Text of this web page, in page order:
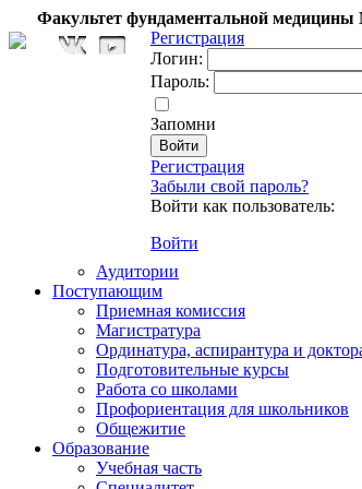
Факультет фундаментальной
Регистрация
Логин:
Пароль:
Запомни
Регистрация
Забыли свой пароль?
Войти как пользователь:
Войти
Аудитории
Поступающим
Приемная комиссия
Магистратура
Ординатура, аспирантура и
Подготовительные курсы
Работа со школами
Профориентация для школьников
Общежитие
Образование
Учебная часть